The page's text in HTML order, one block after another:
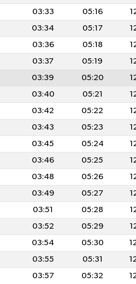
03:33 05:16
03:34 05:17
03:36 05:18
03:37 05:19
03:39 05:20
03:40 05:21
03:42 05:22
03:43 05:23
03:45 05:24
03:46 05:25
03:48 05:26
03:49 05:27
03:51 05:28
03:52 05:29
03:54 05:30
03:55 05:31
03:57 05:32